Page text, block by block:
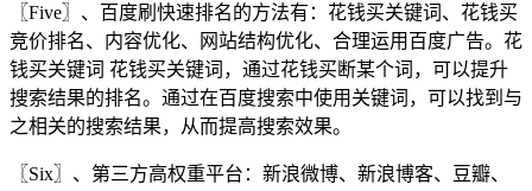
〖Five〗、百度刷快速排名的方法有：花钱买关键词、花钱买
竞价排名、内容优化、网站结构优化、合理运用百度广告。花
钱买关键词 花钱买关键词，通过花钱买断某个词，可以提升
搜索结果的排名。通过在百度搜索中使用关键词，可以找到与
之相关的搜索结果，从而提高搜索效果。
〖Six〗、第三方高权重平台：新浪微博、新浪博客、豆瓣、